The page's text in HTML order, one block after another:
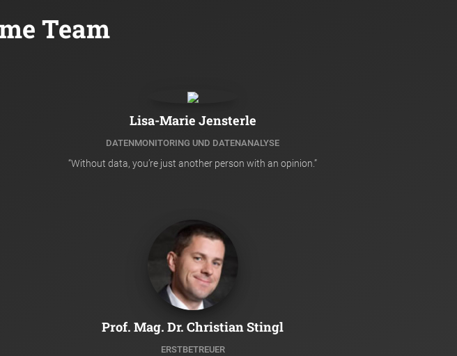
Team
Lisa-Marie Jensterle
DATENMONITORING UND DATENANALYSE
“Without data, you’re just another person with an opinion.”
Prof. Mag. Dr. Christian Stingl
ERSTBETREUER